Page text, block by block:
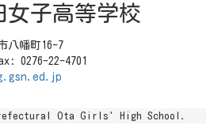
女子高等学校
八幡町16-7
0276-22-4701
Ota Girls' High School.